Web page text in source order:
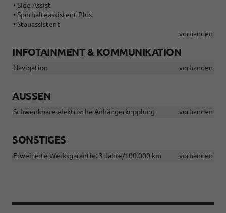
• Side Assist
• Spurhalteassistent Plus
• Stauassistent
vorhanden
INFOTAINMENT & KOMMUNIKATION
Navigation vorhanden
AUSSEN
Schwenkbare elektrische Anhängerkupplung vorhanden
SONSTIGES
Erweiterte Werksgarantie: 3 Jahre/100.000 km vorhanden